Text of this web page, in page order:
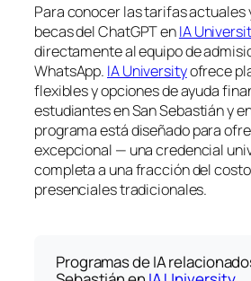
Para conocer las tarifas actuales
becas del ChatGPT enIA
directamente al equipo de
WhatsApp. IA Universityofrece
flexibles y opciones de ayuda
estudiantes en San Sebastián y
programa está diseñado para
excepcional — una credencial
completa a una fracción del
presenciales tradicionales.
Programas de IA